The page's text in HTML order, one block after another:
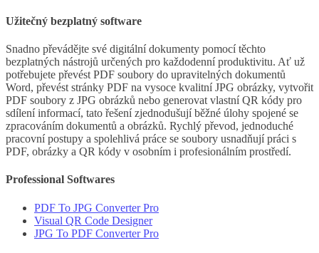
Užitečný bezplatný software
Snadno převádějte své digitální dokumenty pomocí těchto
bezplatných nástrojů určených pro každodenní produktivitu. Ať už
potřebujete převést PDF soubory do upravitelných dokumentů
Word, převést stránky PDF na vysoce kvalitní JPG obrázky, vytvořit
PDF soubory z JPG obrázků nebo generovat vlastní QR kódy pro
sdílení informací, tato řešení zjednodušují běžné úlohy spojené se
zpracováním dokumentů a obrázků. Rychlý převod, jednoduché
pracovní postupy a spolehlivá práce se soubory usnadňují práci s
PDF, obrázky a QR kódy v osobním i profesionálním prostředí.
Professional Softwares
PDF To JPG Converter Pro
Visual QR Code Designer
JPG To PDF Converter Pro